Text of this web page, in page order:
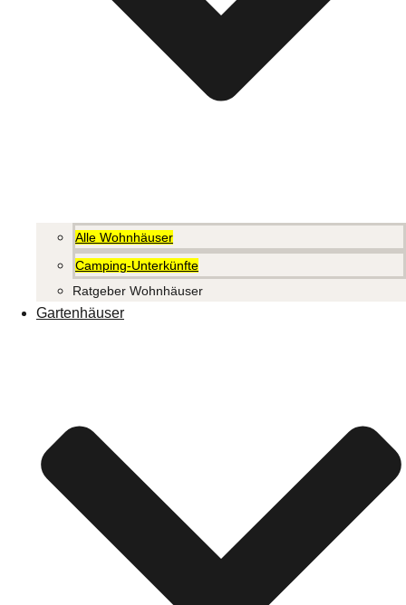
Alle Wohnhäuser
Camping-Unterkünfte
Ratgeber Wohnhäuser
Gartenhäuser